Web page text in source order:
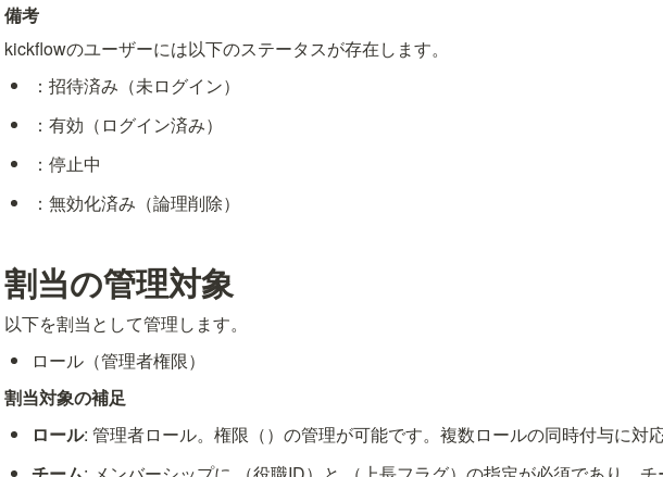
備考
kickflowのユーザーには以下のステータスが存在します。
：招待済み（未ログイン）
：有効（ログイン済み）
：停止中
：無効化済み（論理削除）
割当の管理対象
以下を割当として管理します。
ロール（管理者権限）
割当対象の補足
ロール: 管理者ロール。権限（）の管理が可能です。複数ロールの同時付与に対